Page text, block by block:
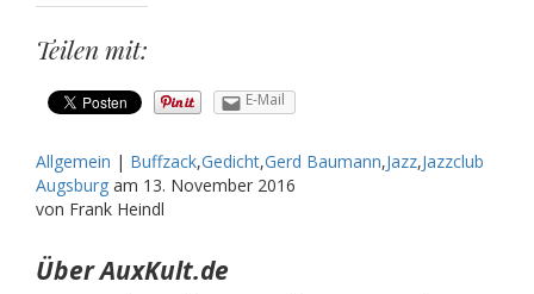
Teilen mit:
E-Mail
Allgemein | Buffzack,Gedicht,Gerd Baumann,Jazz,Jazzclub
Augsburg am 13. November 2016
von Frank Heindl
Über AuxKult.de